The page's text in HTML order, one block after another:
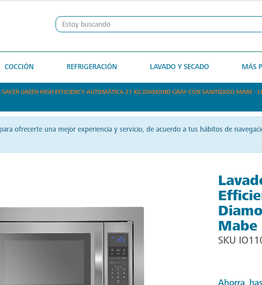
COCCIÓN REFRIGERACIÓN LAVADO Y SECADO MÁS
GREEN HIGH EFFICIENCY AUTOMÁTICA 21 KG DIAMOND GRAY CON SANITIZADO MABE
ofrecerte una mejor experiencia y servicio, de acuerdo a tus hábitos de
Mabe
SKU
Ahorra